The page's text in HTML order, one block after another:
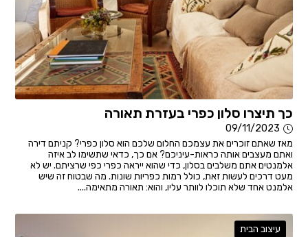
כך תיצרו סלון כפרי בעזרת תאורה
09/11/2023
מאז שאתם זוכרים את עצמכם החלום שלכם הוא סלון כפרי? קניתם דירה
ואתם מעצבים אותה כראות-עיניכם? אם כך, כדאי שתשימו לב איזה
אלמנטים אתם משלבים בסלון, כדי שהוא ייראה כפרי כפי שרציתם. יש לא
מעט דרכים לעשות זאת, כולל רמות כפריות שונות. מה שבטוח זה שיש
אלמנט אחד שלא תוכלו לוותר עליו, והוא: תאורה מתאימה....
עיצוב הבית